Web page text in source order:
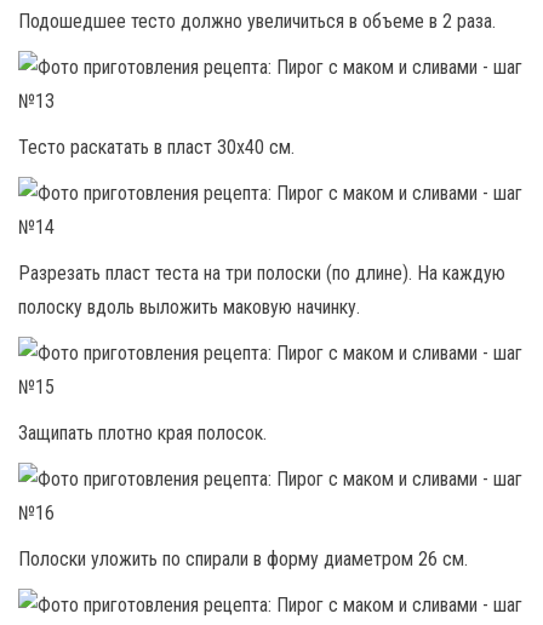
Подошедшее тесто должно увеличиться в объеме в 2 раза.
Тесто раскатать в пласт 30х40 см.
Разрезать пласт теста на три полоски (по длине). На каждую
полоску вдоль выложить маковую начинку.
Защипать плотно края полосок.
Полоски уложить по спирали в форму диаметром 26 см.